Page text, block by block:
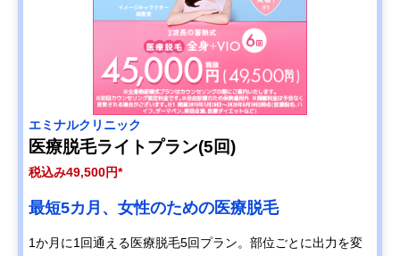
エミナルクリニック
医療脱毛ライトプラン(5回)
税込み49,500円*
最短5カ月、女性のための医療脱毛
1か月に1回通える医療脱毛5回プラン。部位ごとに出力を変